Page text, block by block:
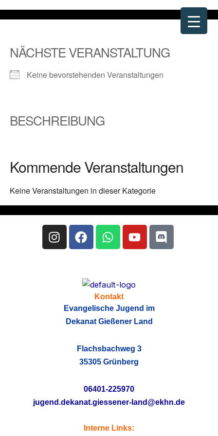
Inhalt
NÄCHSTE VERANSTALTUNG
Keine bevorstehenden Veranstaltungen
BESCHREIBUNG
Kommende Veranstaltungen
Keine Veranstaltungen in dieser Kategorie
Instagram
FacebookWhatsapp
YoutubeDiscord
Kontakt
Evangelische Jugend im
Dekanat Gießener Land
Flachsbachweg 3
35305 Grünberg
06401-225970
jugend.dekanat.giessener-land@ekhn.de
Interne Links: